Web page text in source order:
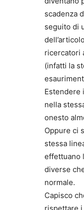
scadenza
seguito di
ricercatori
(infatti la
Estendere
nella
onesto
Oppure ci
stessa
effettuano
diverse
normale.
Capisco